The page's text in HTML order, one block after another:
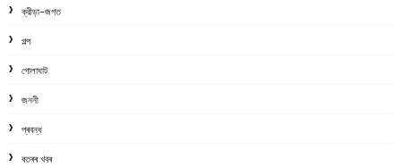
ক্রীড়া-জগত
গল্প
গোলাঘাট
জননী
প্ৰবন্ধ
বতৰৰ খবৰ